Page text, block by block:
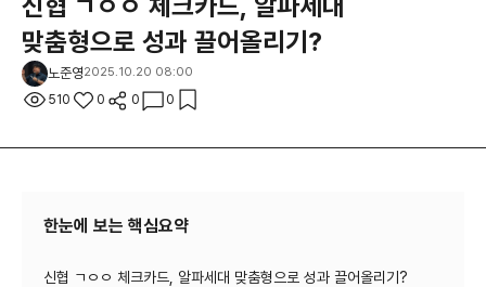
맞춤형으로 성과 끌어올리기?
노준영2025.10.20 08:00
510 0 0 0
한눈에 보는 핵심요약
신협 ㄱㅇㅇ 체크카드, 알파세대 맞춤형으로 성과 끌어올리기?